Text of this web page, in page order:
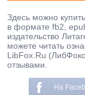
Здесь можно
в формате fb2,
издательство
можете читать
LibFox.Ru
отзывами.
На